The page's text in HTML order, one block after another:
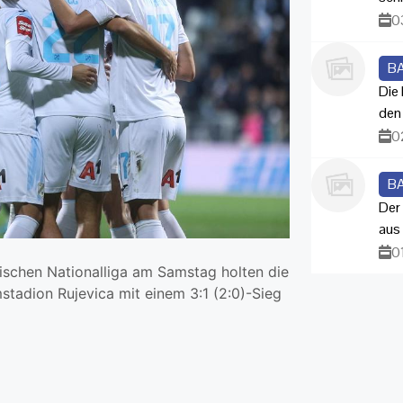
Nationalliga am Samstag holten die
Rujevica mit einem 3:1 (2:0)-Sieg
Die